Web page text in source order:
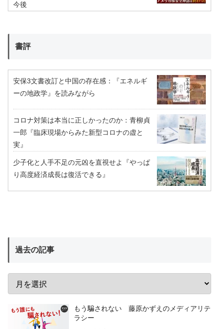
今後
書評
安保3文書改訂と中国の存在感：『エネルギ
ーの地政学』を読みながら
コロナ対策は本当に正しかったのか：青柳貞
一郎『臨床現場からみた新型コロナの虚と
実』
少子化と人手不足の元凶を直視せよ『やっぱ
り高度経済成長は復活できる』
過去の記事
もう騙されない 藤原かずえのメディアリテ
ラシー